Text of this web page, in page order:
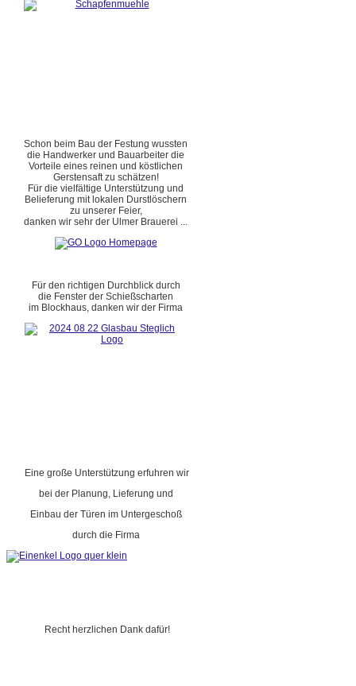
Schon beim Bau der Festung wussten
die Handwerker und Bauarbeiter die
Vorteile eines reinen und köstlichen
Gerstensaft zu schätzen!
Für die vielfältige Unterstützung und
Belieferung mit lokalen Durstlöschern
zu unserer Feier,
danken wir sehr der Ulmer Brauerei ...
Für den richtigen Durchblick durch
die Fenster der Schießscharten
im Blockhaus, danken wir der Firma
Eine große Unterstützung erfuhren wir
bei der Planung, Lieferung und
Einbau der Türen im Untergeschoß
durch die Firma
Recht herzlichen Dank dafür!